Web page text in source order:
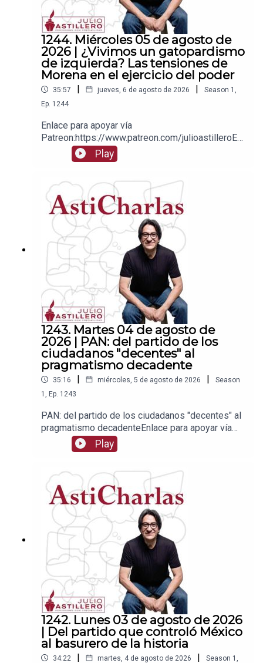
1244. Miércoles 05 de agosto de
2026 | ¿Vivimos un gatopardismo
de izquierda? Las tensiones de
Morena en el ejercicio del poder
35:57 | jueves, 6 de agosto de 2026 | Season 1
Ep. 1244
Enlace para apoyar vía
Patreon:https://www.patreon.com/julioastilleroEnl
ace para hacer donaciones vía
PayPal:https://www.paypal.me/julioastilleroCuent
nombre de Julio Hernández López:
1539408017CLABE: 012 320 01539408017
2Tienda:https://julioastillerotienda.com/
Play
1243. Martes 04 de agosto de
2026 | PAN: del partido de los
ciudadanos "decentes" al
pragmatismo decadente
35:16 | miércoles, 5 de agosto de 2026 |
Season
1
Ep. 1243
PAN: del partido de los ciudadanos "decentes" al
pragmatismo decadenteEnlace para apoyar vía
Patreon:https://www.patreon.com/julioastilleroEnl
ace para hacer donaciones vía
a para hacer transferencias a cuenta BBVA a
nombre de Julio Hernández López:
1539408017CLABE: 012 320 01539408017
2Tienda:https://julioastillerotienda.com/
Play
1242. Lunes 03 de agosto de 2026
| Del partido que controló México
al basurero de la historia
34:22 | martes, 4 de agosto de 2026 | Season 1